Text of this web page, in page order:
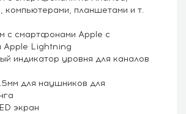
компьютерами, планшетами и т.
с смартфонами Apple с
Apple Lightning
индикатор уровня для каналов
для наушников для
экран